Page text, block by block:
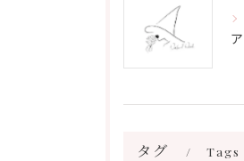
タグ Tags